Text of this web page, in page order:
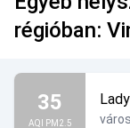
régióban:
35
AQI PM2.5 város